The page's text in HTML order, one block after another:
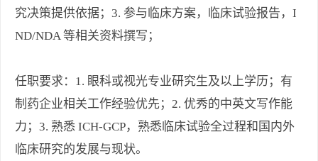
究决策提供依据；3. 参与临床方案，临床试验报告，I
ND/NDA 等相关资料撰写；
任职要求：1. 眼科或视光专业研究生及以上学历；有
制药企业相关工作经验优先；2. 优秀的中英文写作能
力；3. 熟悉 ICH-GCP，熟悉临床试验全过程和国内外
临床研究的发展与现状。